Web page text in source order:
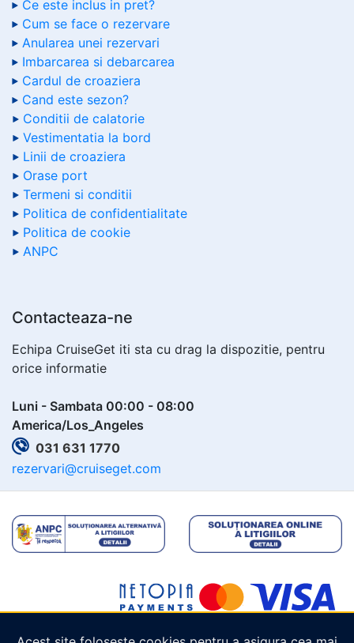
Ce este inclus in pret?
Cum se face o rezervare
Anularea unei rezervari
Imbarcarea si debarcarea
Cardul de croaziera
Cand este sezon?
Conditii de calatorie
Vestimentatia la bord
Linii de croaziera
Orase port
Termeni si conditii
Politica de confidentialitate
Politica de cookie
ANPC
Contacteaza-ne
Echipa CruiseGet iti sta cu drag la dispozitie, pentru
orice informatie
Luni - Sambata 00:00 - 08:00
America/Los_Angeles
031 631 1770
rezervari@cruiseget.com